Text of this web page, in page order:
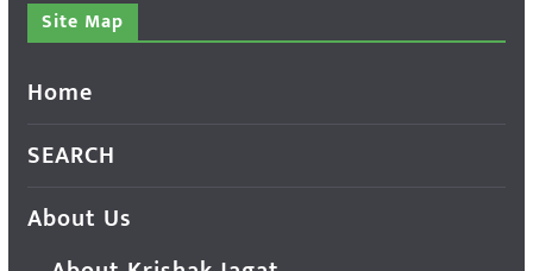
Site Map
Home
SEARCH
About Us